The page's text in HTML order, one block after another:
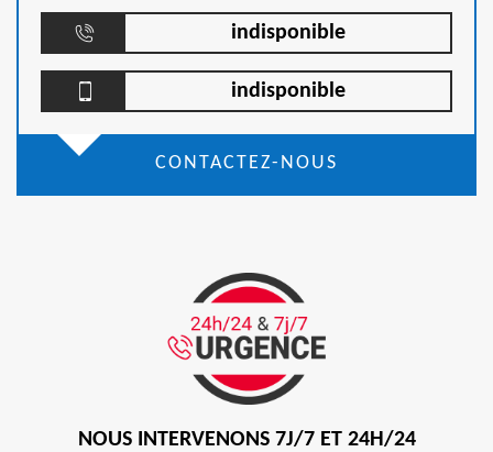
indisponible
indisponible
CONTACTEZ-NOUS
NOUS INTERVENONS 7J/7 ET 24H/24